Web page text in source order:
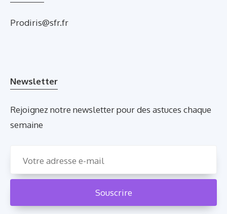
Prodiris@sfr.fr
Newsletter
Rejoignez notre newsletter pour des astuces chaque
semaine